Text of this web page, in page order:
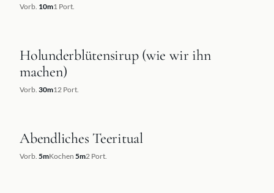
Vorb. 10m1 Port.
REZEPT
Holunderblütensirup (wie wir ihn
machen)
Vorb. 30m12 Port.
REZEPT
Abendliches Teeritual
Vorb. 5mKochen 5m2 Port.